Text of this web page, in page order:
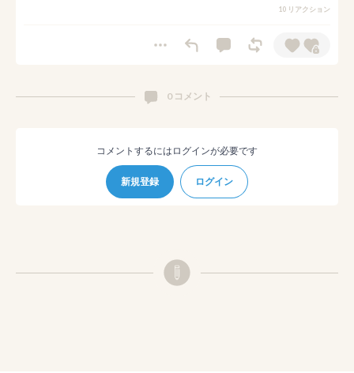
10 リアクション
0 コメント
コメントするにはログインが必要です
新規登録 ログイン